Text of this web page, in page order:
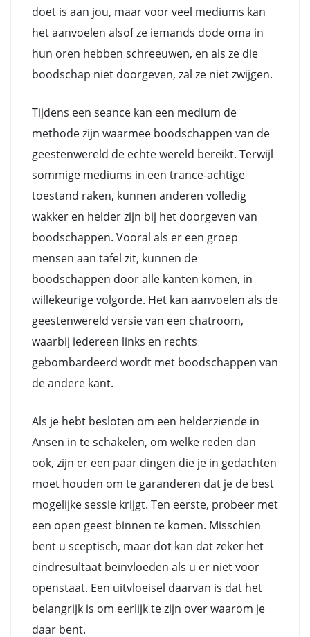
doet is aan jou, maar voor veel mediums kan
het aanvoelen alsof ze iemands dode oma in
hun oren hebben schreeuwen, en als ze die
boodschap niet doorgeven, zal ze niet zwijgen.
Tijdens een seance kan een medium de
methode zijn waarmee boodschappen van de
geestenwereld de echte wereld bereikt. Terwijl
sommige mediums in een trance-achtige
toestand raken, kunnen anderen volledig
wakker en helder zijn bij het doorgeven van
boodschappen. Vooral als er een groep
mensen aan tafel zit, kunnen de
boodschappen door alle kanten komen, in
willekeurige volgorde. Het kan aanvoelen als de
geestenwereld versie van een chatroom,
waarbij iedereen links en rechts
gebombardeerd wordt met boodschappen van
de andere kant.
Als je hebt besloten om een helderziende in
Ansen in te schakelen, om welke reden dan
ook, zijn er een paar dingen die je in gedachten
moet houden om te garanderen dat je de best
mogelijke sessie krijgt. Ten eerste, probeer met
een open geest binnen te komen. Misschien
bent u sceptisch, maar dot kan dat zeker het
eindresultaat beïnvloeden als u er niet voor
openstaat. Een uitvloeisel daarvan is dat het
belangrijk is om eerlijk te zijn over waarom je
daar bent.